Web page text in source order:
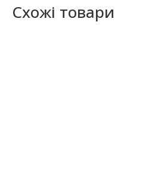
Схожі товари